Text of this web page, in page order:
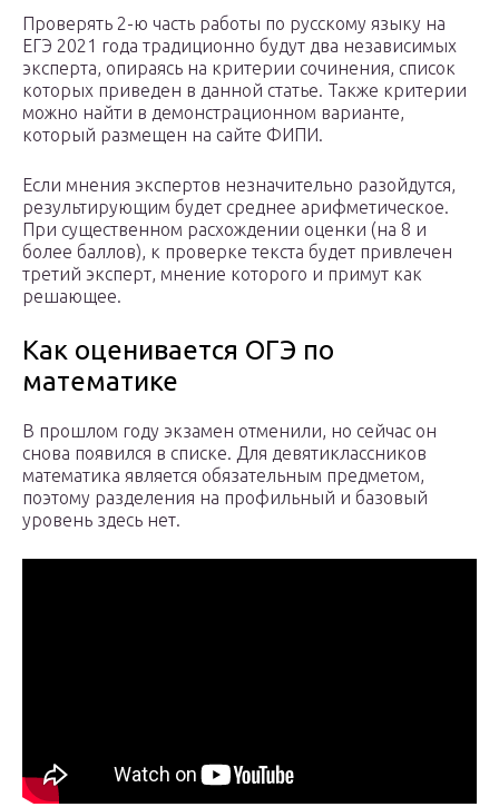
Проверять 2-ю часть работы по русскому языку на
ЕГЭ 2021 года традиционно будут два независимых
эксперта, опираясь на критерии сочинения, список
которых приведен в данной статье. Также критерии
можно найти в демонстрационном варианте,
который размещен на сайте ФИПИ.
Если мнения экспертов незначительно разойдутся,
результирующим будет среднее арифметическое.
При существенном расхождении оценки (на 8 и
более баллов), к проверке текста будет привлечен
третий эксперт, мнение которого и примут как
решающее.
Как оценивается ОГЭ по
математике
В прошлом году экзамен отменили, но сейчас он
снова появился в списке. Для девятиклассников
математика является обязательным предметом,
поэтому разделения на профильный и базовый
уровень здесь нет.